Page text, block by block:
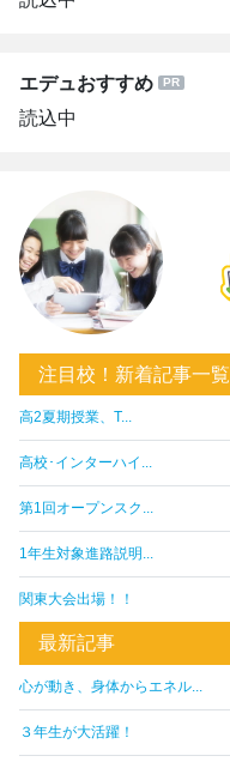
エデュおすすめ
読込中
注目校！新着記事一覧
高2夏期授業、T...
高校･インターハイ...
第1回オープンスク...
1年生対象進路説明...
関東大会出場！！
最新記事
心が動き、身体からエネル...
３年生が大活躍！